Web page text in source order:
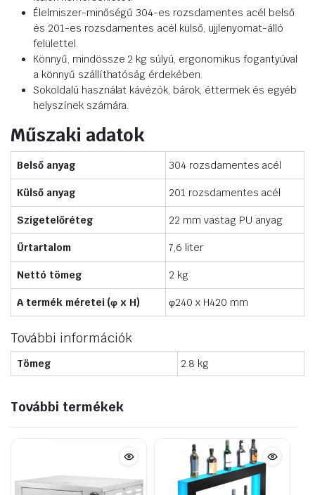
Élelmiszer-minőségű 304-es rozsdamentes acél belső
és 201-es rozsdamentes acél külső, ujjlenyomat-álló
felülettel.
Könnyű, mindössze 2 kg súlyú, ergonomikus fogantyúval
a könnyű szállíthatóság érdekében.
Sokoldalú használat kávézók, bárok, éttermek és egyéb
helyszínek számára.
Műszaki adatok
Belső anyag 304 rozsdamentes acél
Külső anyag 201 rozsdamentes acél
Szigetelőréteg 22 mm vastag PU anyag
Űrtartalom 7,6 liter
Nettó tömeg 2 kg
A termék méretei (φ x H) φ240 x H420 mm
További információk
Tömeg 2.8 kg
További termékek